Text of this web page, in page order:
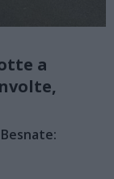
a